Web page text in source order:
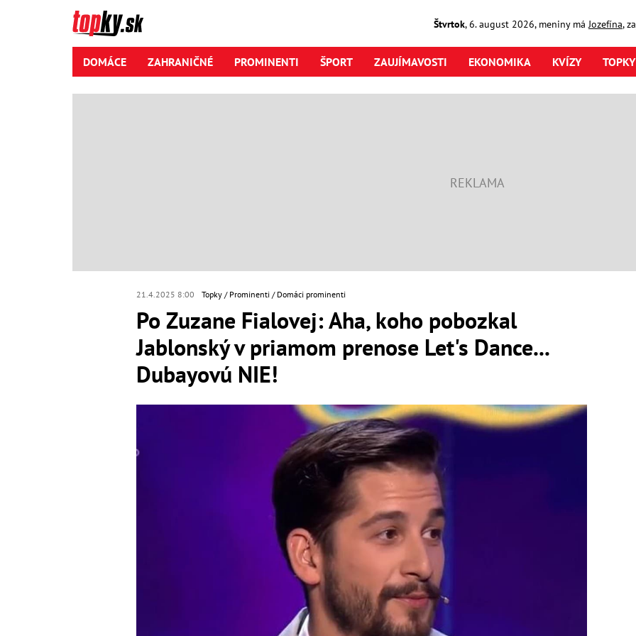
Štvrtok,6. august2026, meniny má Jozefína,
DOMÁCE ZAHRANIČNÉ PROMINENTI ŠPORT ZAUJÍMAVOSTI EKONOMIKA KVÍZY
21.4.2025 8:00 Topky Prominenti Domáci prominenti
Po Zuzane Fialovej: Aha, koho pobozkal
Jablonský v priamom prenose Let's Dance...
Dubayovú NIE!